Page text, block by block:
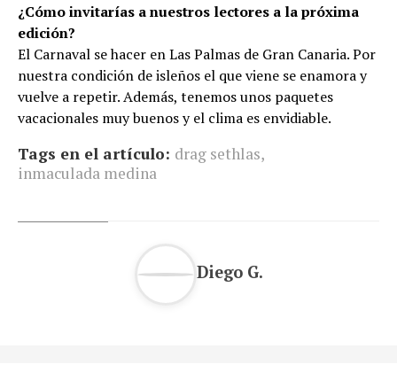
¿Cómo invitarías a nuestros lectores a la próxima
edición?
El Carnaval se hacer en Las Palmas de Gran Canaria. Por
nuestra condición de isleños el que viene se enamora y
vuelve a repetir. Además, tenemos unos paquetes
vacacionales muy buenos y el clima es envidiable.
Tags en el artículo: drag sethlas,
inmaculada medina
Diego G.